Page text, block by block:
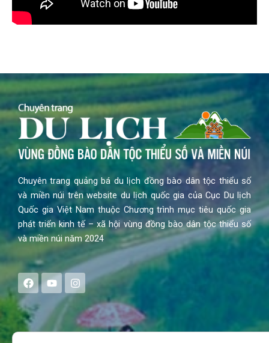
Chuyên trang quảng bá du lịch đồng bào dân tộc thiểu số
và miền núi trên website du lịch quốc gia của Cục Du lịch
Quốc gia Việt Nam thuộc Chương trình mục tiêu quốc gia
phát triển kinh tế – xã hội vùng đồng bào dân tộc thiểu số
và miền núi năm 2024
F
a
e
b
o
Y
o
t
u
b
I
n
s
a
g
Search